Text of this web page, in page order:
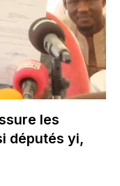
les
députés yi,